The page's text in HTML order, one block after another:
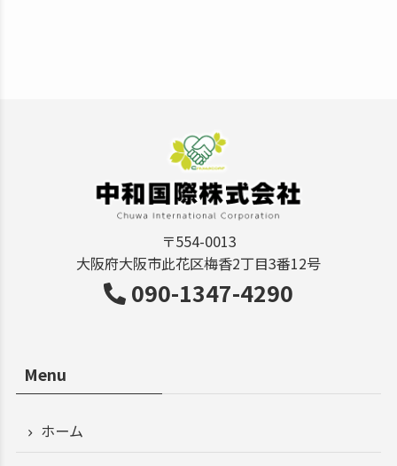
〒554-0013
大阪府大阪市此花区梅香2丁目3番12号
090-1347-4290
Menu
ホーム